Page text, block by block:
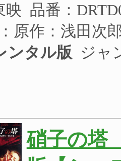
映 品番：
原作：浅田次
ンタル版 ジャ
硝子の塔